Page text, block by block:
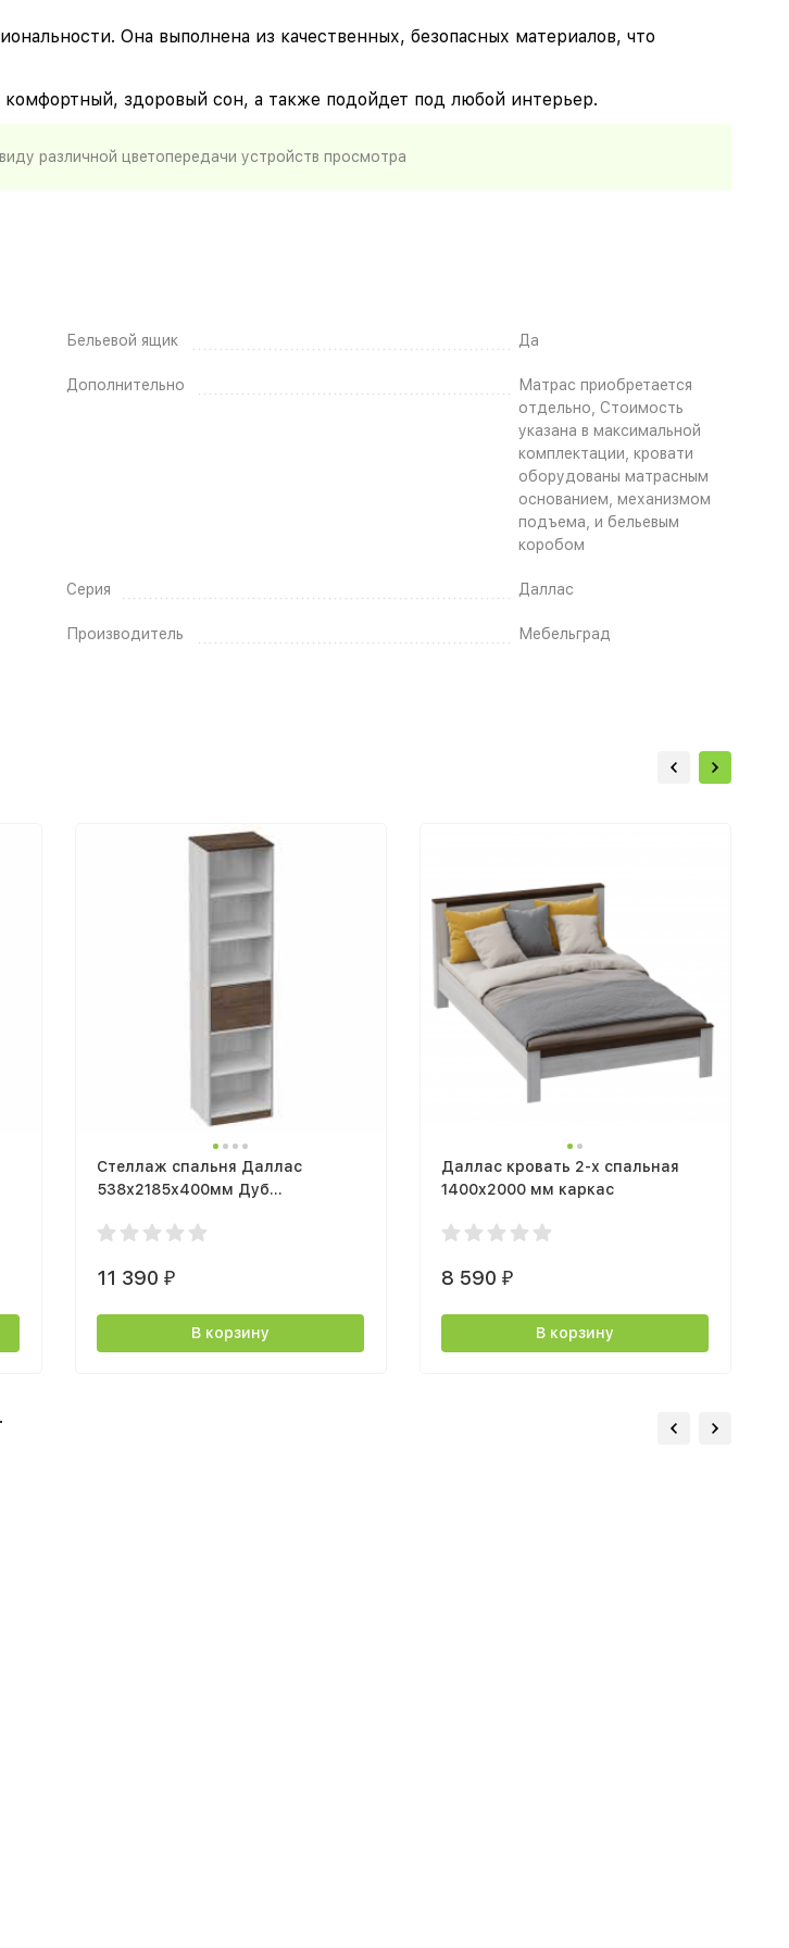
Она выполнена из качественных, безопасных материалов, что
здоровый сон, а также подойдет под любой интерьер.
различной цветопередачи устройств просмотра
Бельевой ящик Да
Дополнительно
Матрас приобретается
отдельно, Стоимость
указана в максимальной
комплектации, кровати
оборудованы матрасным
основанием, механизмом
подъема, и бельевым
коробом
Серия Даллас
Производитель Мебельград
Стеллаж спальня Даллас
538х2185х400мм Дуб
11 390 ₽
В корзину
Даллас кровать 2-х спальная
1400x2000 мм каркас
8 590 ₽
В корзину